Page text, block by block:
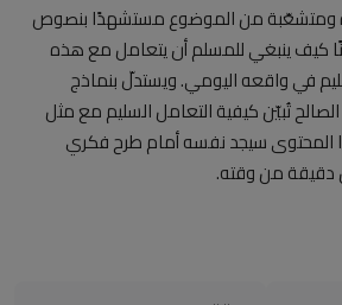
ومتشعّبة من الموضوع مستشهدًا بنصوص
كيف ينبغي للمسلم أن يتعامل مع هذه
في واقعه اليومي. ويستدلّ بنماذج
تُبيّن كيفية التعامل السليم مع مثل
المحتوى سيجد نفسه أمام طرح فكري
من وقته.